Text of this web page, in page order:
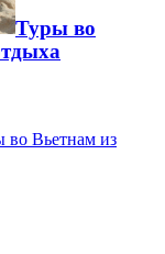
Туры во
во Вьетнам из